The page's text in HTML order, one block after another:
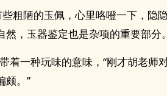
粗陋的玉佩，心里咯噔一下，隐
，玉器鉴定也是杂项的重要部分
着一种玩味的意味，“刚才胡老师
颇。”